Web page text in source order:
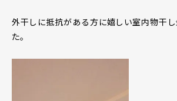
外干しに抵抗がある方に嬉しい室内物干
た。